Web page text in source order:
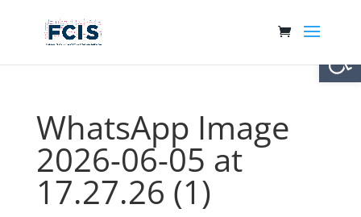
WhatsApp Image
2026-06-05 at
17.27.26 (1)